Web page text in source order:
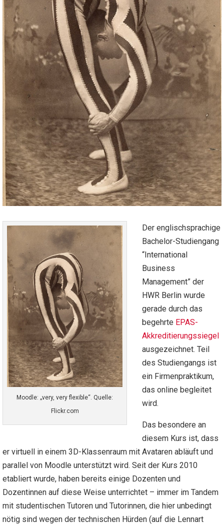
Moodle: „very, very flexible“. Quelle:
Flickr.com
Der englischsprachige
Bachelor-Studiengang
“International
Business
Management” der
HWR Berlin wurde
gerade durch das
begehrte EPAS-
Akkreditierungssiegel
ausgezeichnet. Teil
des Studiengangs ist
ein Firmenpraktikum,
das online begleitet
wird.
Das besondere an
diesem Kurs ist, dass
er virtuell in einem 3D-Klassenraum mit Avataren abläuft und
parallel von Moodle unterstützt wird. Seit der Kurs 2010
etabliert wurde, haben bereits einige Dozenten und
Dozentinnen auf diese Weise unterrichtet – immer im Tandem
mit studentischen Tutoren und Tutorinnen, die hier unbedingt
nötig sind wegen der technischen Hürden (auf die Lennart